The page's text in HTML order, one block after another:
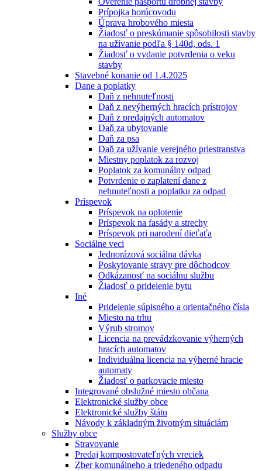
Prípojka horúcovodu
Úprava hrobového miesta
Žiadosť o preskúmanie spôsobilosti stavby
na užívanie podľa § 140d, ods. 1
Žiadosť o vydanie potvrdenia o veku
stavby
Stavebné konanie od 1.4.2025
Dane a poplatky
Daň z nehnuteľnosti
Daň z nevýherných hracích prístrojov
Daň z predajných automatov
Daň za ubytovanie
Daň za psa
Daň za užívanie verejného priestranstva
Miestny poplatok za rozvoj
Poplatok za komunálny odpad
Potvrdenie o zaplatení dane z
nehnuteľnosti a poplatku za odpad
Príspevok
Príspevok na oplotenie
Príspevok na fasády a strechy
Príspevok pri narodení dieťaťa
Sociálne veci
Jednorázová sociálna dávka
Poskytovanie stravy pre dôchodcov
Odkázanosť na sociálnu službu
Žiadosť o pridelenie bytu
Iné
Pridelenie súpisného a orientačného čísla
Miesto na trhu
Výrub stromov
Licencia na prevádzkovanie výherných
hracích automatov
Individuálna licencia na výherné hracie
automaty
Žiadosť o parkovacie miesto
Integrované obslužné miesto občana
Elektronické služby obce
Elektronické služby štátu
Návody k základným životným situáciám
Služby obce
Stravovanie
Predaj kompostovateľných vreciek
Zber komunálneho a triedeného odpadu